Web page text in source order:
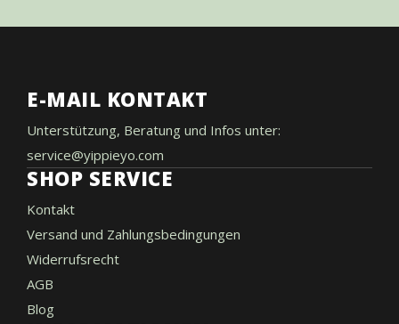
E-MAIL KONTAKT
Unterstützung, Beratung und Infos unter:
service@yippieyo.com
SHOP SERVICE
Kontakt
Versand und Zahlungsbedingungen
Widerrufsrecht
AGB
Blog